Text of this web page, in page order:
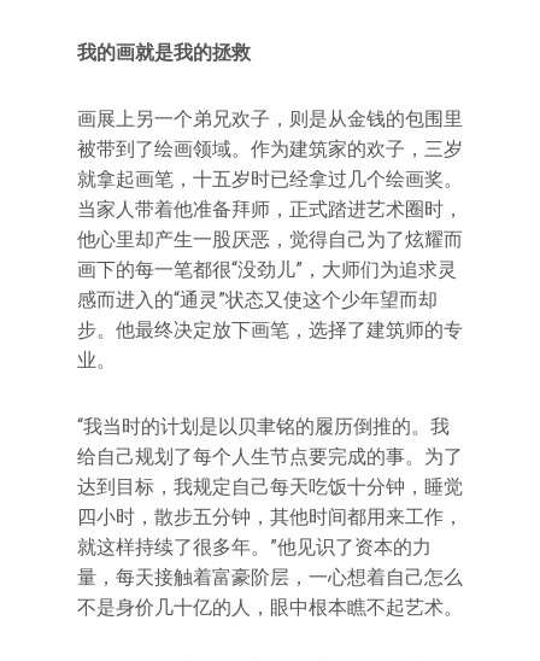
我的画就是我的拯救
画展上另一个弟兄欢子，则是从金钱的包围里
被带到了绘画领域。作为建筑家的欢子，三岁
就拿起画笔，十五岁时已经拿过几个绘画奖。
当家人带着他准备拜师，正式踏进艺术圈时，
他心里却产生一股厌恶，觉得自己为了炫耀而
画下的每一笔都很“没劲儿”，大师们为追求灵
感而进入的“通灵”状态又使这个少年望而却
步。他最终决定放下画笔，选择了建筑师的专
业。
“我当时的计划是以贝聿铭的履历倒推的。我
给自己规划了每个人生节点要完成的事。为了
达到目标，我规定自己每天吃饭十分钟，睡觉
四小时，散步五分钟，其他时间都用来工作，
就这样持续了很多年。”他见识了资本的力
量，每天接触着富豪阶层，一心想着自己怎么
不是身价几十亿的人，眼中根本瞧不起艺术。